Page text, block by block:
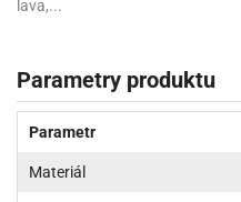
lava,...
Parametry produktu
Parametr
Materiál